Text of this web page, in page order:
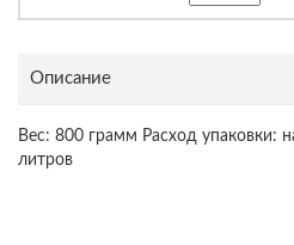
Описание
Вес: 800 грамм Расход упаковки:
литров